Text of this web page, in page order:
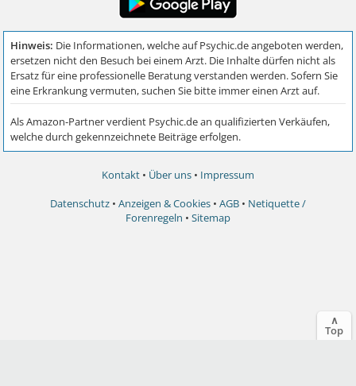
Kontakt • Über uns • Impressum
Datenschutz • Anzeigen & Cookies • AGB • Netiquette /
Forenregeln • Sitemap
∧
Top